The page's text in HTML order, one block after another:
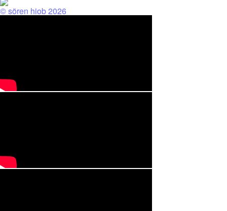
© sören hiob 2026